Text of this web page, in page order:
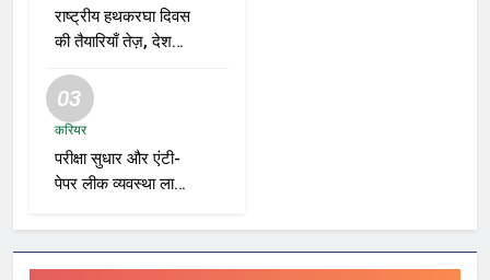
राष्ट्रीय हथकरघा दिवस
की तैयारियाँ तेज़, देशभर
प्रदर्शनियों का होगा
आयोजन
03
करियर
परीक्षा सुधार और एंटी-
पेपर लीक व्यवस्था लागू
भर्ती एजेंसियाँ और शिक्षा
विभाग नए रोडमैप पर